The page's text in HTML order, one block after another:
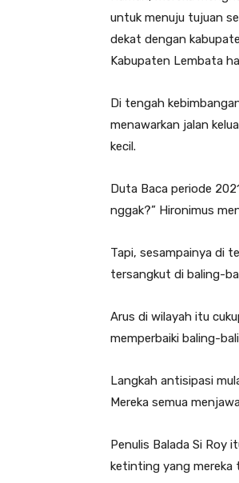
untuk menuju tujuan
dekat dengan
Kabupaten Lembata
Di tengah
menawarkan jalan
kecil.
Duta Baca periode
nggak?” Hironimus
Tapi, sesampainya di
tersangkut di baling-
Arus di wilayah itu
memperbaiki baling-
Langkah antisipasi
Mereka semua
Penulis Balada Si Roy
ketinting yang mereka